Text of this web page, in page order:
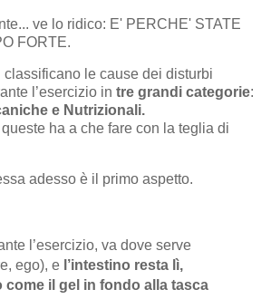
ve lo ridico: E' PERCHE' STATE
FORTE.
le cause dei disturbi
l’esercizio in tre grandi categorie:
e Nutrizionali.
ha a che fare con la teglia di
adesso è il primo aspetto.
l’esercizio, va dove serve
ego), e l’intestino resta lì,
come il gel in fondo alla tasca